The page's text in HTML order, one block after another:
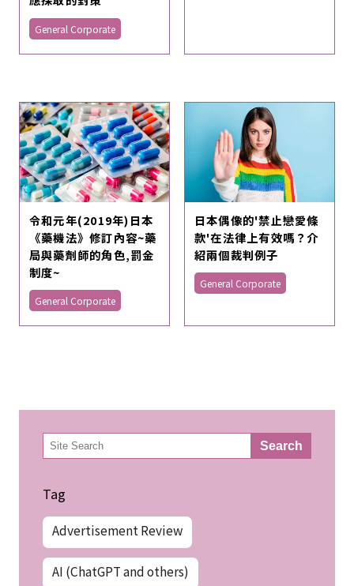
General Corporate
令和元年(2019年)日本
《藥機法》修訂內容~藥
局與藥劑師的角色,罰金
制度~
General Corporate
日本偶像的'禁止戀愛條
款'在法律上有效嗎？介
紹兩個裁判例子
General Corporate
検
索 Search
Tag
Advertisement Review
AI (ChatGPT and others)